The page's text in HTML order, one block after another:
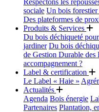
Respectons les
sociale Un bois forestier
Des plateformes de
Produits & Services
Du bois déchiqueté
jardiner Du bois
de Gestion Durable des
accompagnement ?
Label & certification
Le Label « Haie »
Actualités
Agenda Bois énergie
Partenaires Plantation,